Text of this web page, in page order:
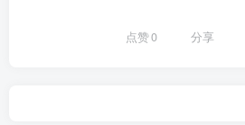
点赞0 分享